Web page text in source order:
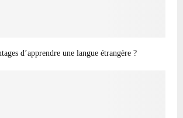
d’apprendre une langue étrangère ?